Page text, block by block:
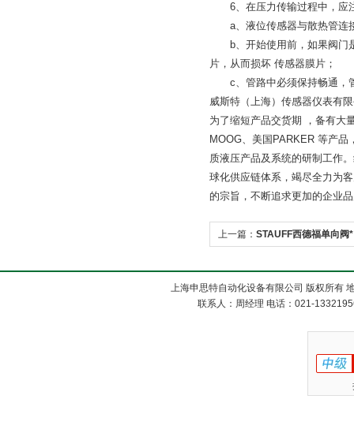
6、在压力传输过程中，应
a、液位传感器与散热管连
b、开始使用前，如果阀门是
片，从而损坏 传感器膜片；
c、管路中必须保持畅通，
威斯特（上海）传感器仪表有
为了缩短产品交货期 ，备有大
MOOG、美国PARKER 等产
质液压产品及系统的研制工作
球化供应链体系，竭尽全力为
的宗旨，不断追求更加的企业
上一篇： STAUFF西德福单向阀*
上海申思特自动化设备有限公司 版权所有
联系人：周经理 电话：021-